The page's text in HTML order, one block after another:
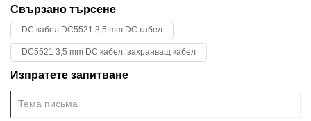
Свързано търсене
DC кабел DC5521 3,5 mm DC кабел
DC5521 3,5 mm DC кабел, захранващ кабел
Изпратете запитване